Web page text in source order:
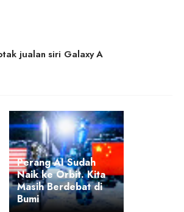
jualan siri Galaxy A
Perang AI Sudah
Naik ke Orbit. Kita
Masih Berdebat di
Bumi